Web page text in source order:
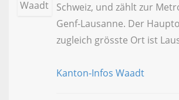
Schweiz, und zählt zur
Genf-Lausanne. Der
zugleich grösste Ort ist
Kanton-Infos Waadt